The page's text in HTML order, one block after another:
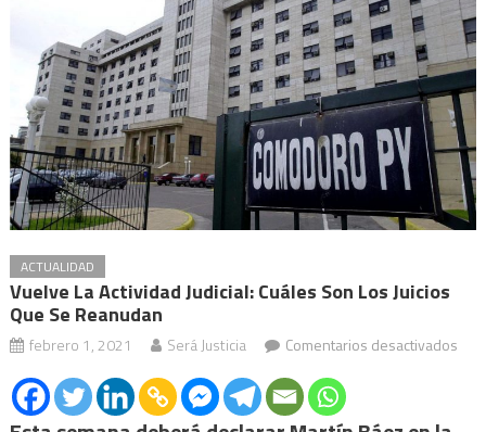
ACTUALIDAD
Vuelve La Actividad Judicial: Cuáles Son Los Juicios
Que Se Reanudan
febrero 1, 2021 Será Justicia Comentarios desactivadosen